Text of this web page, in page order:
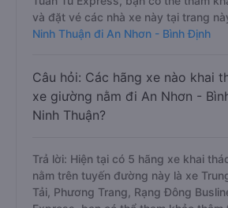
Limousine trên tuyến đường này là xe
Trọng Thủy Travel, Phương Trang,
Limousine, Tài Phát Limousine, Rạng
và đặt vé các nhà xe này tại trang
Ninh Thuận đi An Nhơn - Bình Định
xe giường nằm đi An Nhơn -
Ninh Thuận?